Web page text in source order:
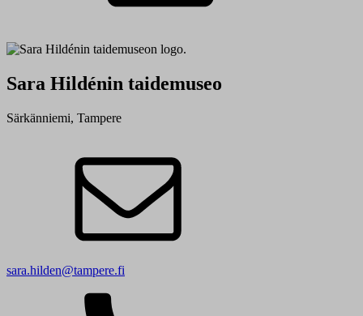
Sara Hildénin taidemuseo
Särkänniemi, Tampere
sara.hilden@tampere.fi